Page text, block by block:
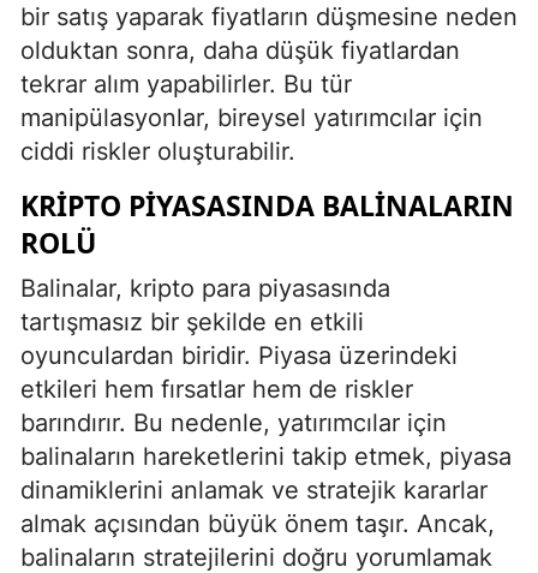
bir satış yaparak fiyatların düşmesine neden
olduktan sonra, daha düşük fiyatlardan
tekrar alım yapabilirler. Bu tür
manipülasyonlar, bireysel yatırımcılar için
ciddi riskler oluşturabilir.
KRIPTO PIYASASINDA BALINALARIN
ROLÜ
Balinalar, kripto para piyasasında
tartışmasız bir şekilde en etkili
oyunculardan biridir. Piyasa üzerindeki
etkileri hem fırsatlar hem de riskler
barındırır. Bu nedenle, yatırımcılar için
balinaların hareketlerini takip etmek, piyasa
dinamiklerini anlamak ve stratejik kararlar
almak açısından büyük önem taşır. Ancak,
balinaların stratejilerini doğru yorumlamak